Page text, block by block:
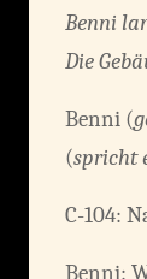
Benni
Die
Benni (
(spricht
C-104:
Benni: